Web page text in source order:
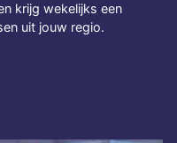
krijg wekelijks een
uit jouw regio.